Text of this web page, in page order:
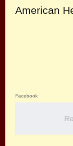
American
Facebook